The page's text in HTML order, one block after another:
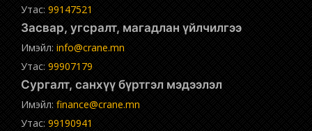
Утас: 99147521
Засвар, угсралт, магадлан үйлчилгээ
Имэйл: info@crane.mn
Утас: 99907179
Сургалт, санхүү бүртгэл мэдээлэл
Имэйл: finance@crane.mn
Утас: 99190941